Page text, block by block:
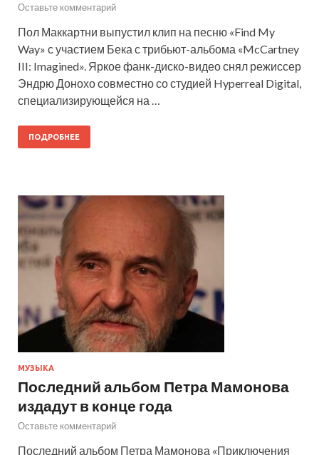
Оставьте комментарий
Пол Маккартни выпустил клип на песню «Find My
Way» с участием Бека с трибьют-альбома «McCartney
III: Imagined». Яркое фанк-диско-видео снял режиссер
Эндрю Донохо совместно со студией Hyperreal Digital,
специализирующейся на …
ПОДРОБНЕЕ
МУЗЫКА
Последний альбом Петра Мамонова
издадут в конце года
Оставьте комментарий
Последний альбом Петра Мамонова «Приключения